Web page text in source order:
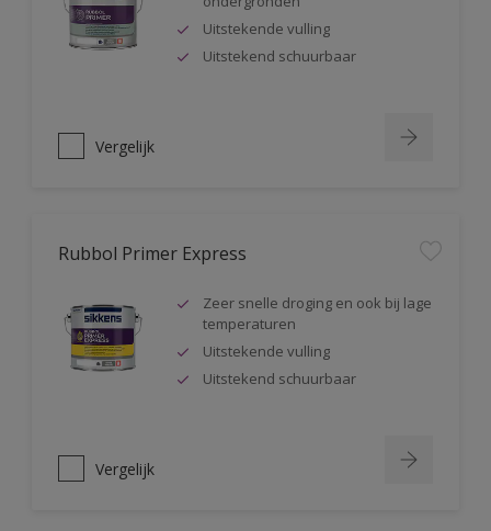
Uitstekende vulling
Uitstekend schuurbaar
Vergelijk
Rubbol Primer Express
Zeer snelle droging en ook bij lage
temperaturen
Uitstekende vulling
Uitstekend schuurbaar
Vergelijk